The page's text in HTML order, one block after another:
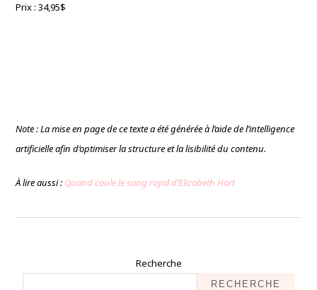
Prix : 34,95$
Note : La mise en page de ce texte a été générée à l’aide de l’intelligence
artificielle afin d’optimiser la structure et la lisibilité du contenu.
À lire aussi : Quand coule le sang royal d’Elizabeth Hart
Recherche
RECHERCHE